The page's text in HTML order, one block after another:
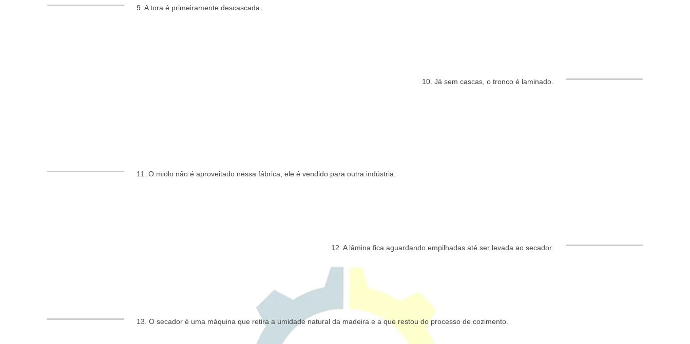
9. A tora é primeiramente descascada.
10. Já sem cascas, o tronco é laminado.
11. O miolo não é aproveitado nessa fábrica, ele é vendido para outra indústria.
12. A lâmina fica aguardando empilhadas até ser levada ao secador.
13. O secador é uma máquina que retira a umidade natural da madeira e a que restou do processo de cozimento.